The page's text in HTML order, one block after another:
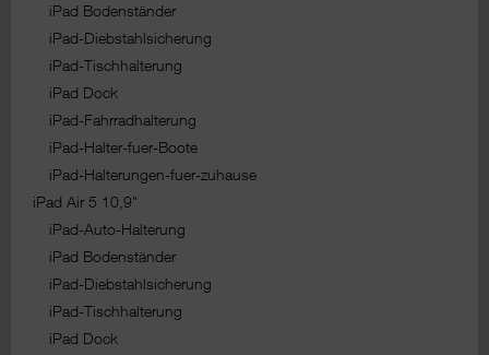
iPad Bodenständer
iPad-Diebstahlsicherung
iPad-Tischhalterung
iPad Dock
iPad-Fahrradhalterung
iPad-Halter-fuer-Boote
iPad-Halterungen-fuer-zuhause
iPad Air 5 10,9"
iPad-Auto-Halterung
iPad Bodenständer
iPad-Diebstahlsicherung
iPad-Tischhalterung
iPad Dock